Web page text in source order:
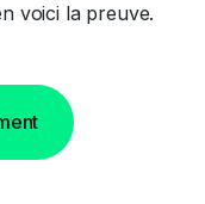
voici la preuve.